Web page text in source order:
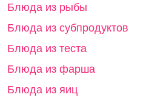
Блюда из рыбы
Блюда из субпродуктов
Блюда из теста
Блюда из фарша
Блюда из яиц